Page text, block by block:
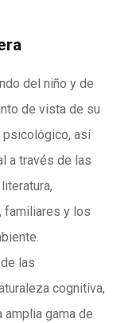
del niño y de
de vista de su
así
a través de las
familiares y los
las
cognitiva,
amplia gama de